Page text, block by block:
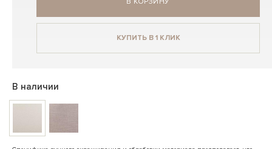
КУПИТЬ В 1 КЛИК
В наличии